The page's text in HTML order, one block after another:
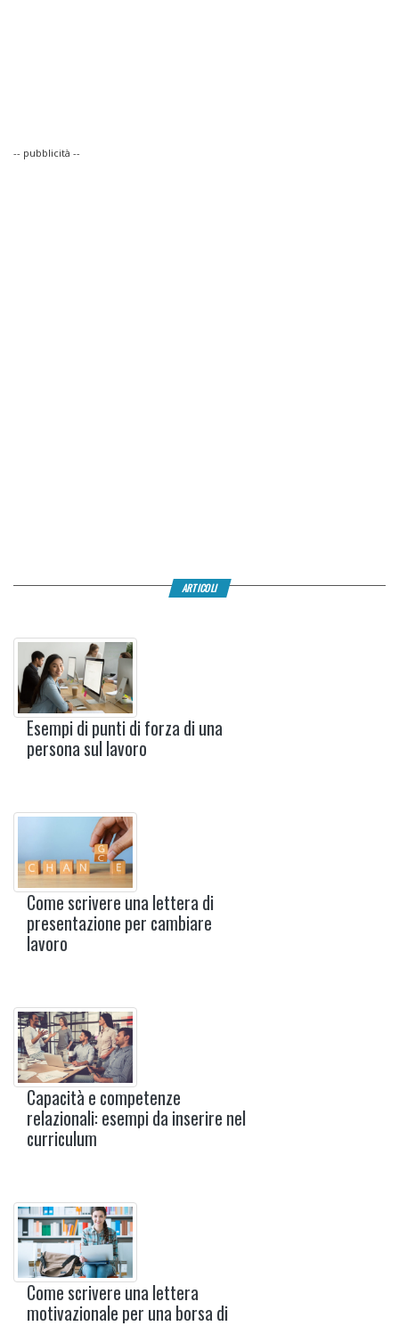
-- pubblicità --
ARTICOLI
Esempi di punti di forza di una
persona sul lavoro
Come scrivere una lettera di
presentazione per cambiare
lavoro
Capacità e competenze
relazionali: esempi da inserire nel
curriculum
Come scrivere una lettera
motivazionale per una borsa di